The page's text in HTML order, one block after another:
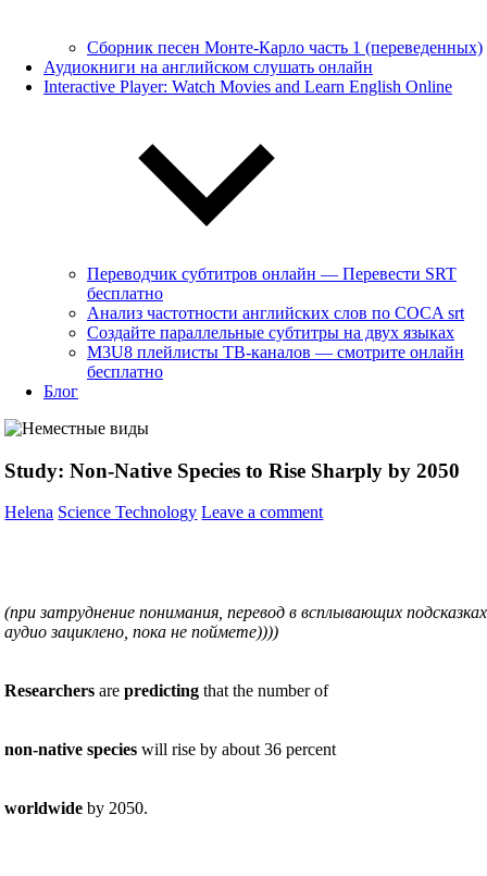
Сборник песен Монте-Карло часть 1 (переведенных)
Аудиокниги на английском слушать онлайн
Interactive Player: Watch Movies and Learn English Online
Переводчик субтитров онлайн — Перевести SRT
бесплатно
Анализ частотности английских слов по COCA srt
Создайте параллельные субтитры на двух языках
M3U8 плейлисты ТВ‑каналов — смотрите онлайн
бесплатно
Блог
Study: Non-Native Species to Rise Sharply by 2050
Helena Science Technology Leave a comment
(при затруднение понимания, перевод в всплывающих
аудио зациклено, пока не поймете))))
Researchers arepredicting that the number of
non-native species will rise by about 36 percent
worldwide by 2050.